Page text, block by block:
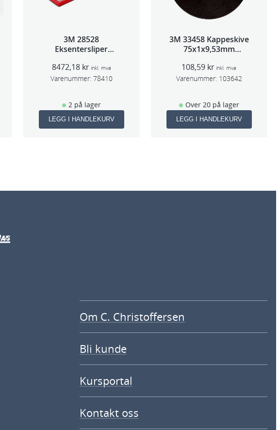
3M 28528
Eksentersliper
slag 70×198
8472,18 kr inkl. mva
Varenummer: 78410
2 på lager
LEGG I HANDLEKURV
3M 33458 Kappeskive
75x1x9,53mm
108,59 kr inkl. mva
Varenummer: 103642
Over 20 på lager
LEGG I HANDLEKURV
Om C. Christoffersen
Bli kunde
Kursportal
Kontakt oss